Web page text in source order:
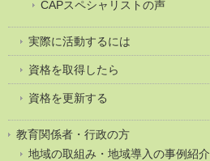
CAPスペシャリストの声
実際に活動するには
資格を取得したら
資格を更新する
教育関係者・行政の方
地域の取組み・地域導入の事例紹介